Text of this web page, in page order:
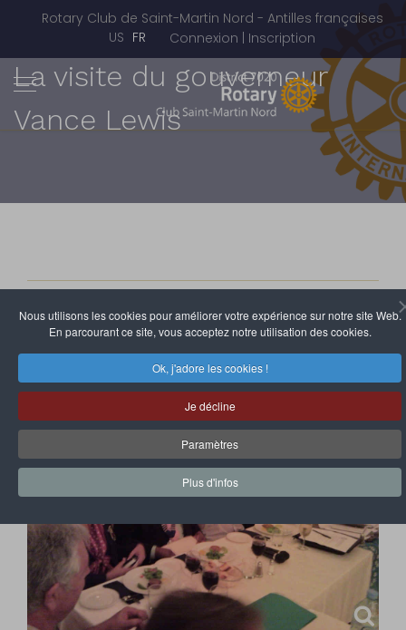
Nous utilisons les cookies pour améliorer votre expérience sur notre site Web.
En parcourant ce site, vous acceptez notre utilisation des cookies.
Ok, j'adore les cookies !
Je décline
Paramètres
Plus d'infos
Rotary Club de Saint-Martin Nord - Antilles françaises
Sélectionnez votre langue
US FR Connexion | Inscription
La visite du gouverneur
Vance Lewis
16 Août 2012
Clics : 3714